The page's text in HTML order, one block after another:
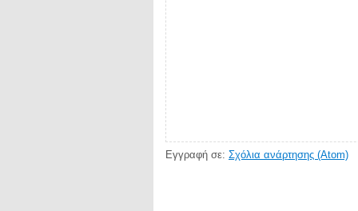
Εγγραφή σε: Σχόλια ανάρτησης (Atom)